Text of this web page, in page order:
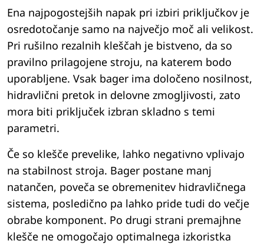
Ena najpogostejših napak pri izbiri priključkov je
osredotočanje samo na največjo moč ali velikost.
Pri rušilno rezalnih kleščah je bistveno, da so
pravilno prilagojene stroju, na katerem bodo
uporabljene. Vsak bager ima določeno nosilnost,
hidravlični pretok in delovne zmogljivosti, zato
mora biti priključek izbran skladno s temi
parametri.
Če so klešče prevelike, lahko negativno vplivajo
na stabilnost stroja. Bager postane manj
natančen, poveča se obremenitev hidravličnega
sistema, posledično pa lahko pride tudi do večje
obrabe komponent. Po drugi strani premajhne
klešče ne omogočajo optimalnega izkoristka